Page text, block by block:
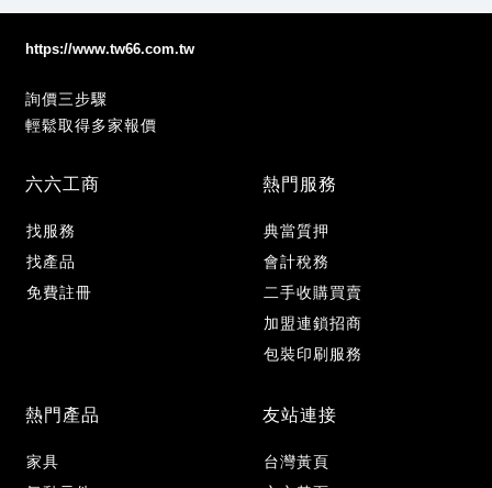
https://www.tw66.com.tw
詢價三步驟
輕鬆取得多家報價
六六工商
找服務
找產品
免費註冊
熱門服務
典當質押
會計稅務
二手收購買賣
加盟連鎖招商
包裝印刷服務
熱門產品
家具
友站連接
台灣黃頁